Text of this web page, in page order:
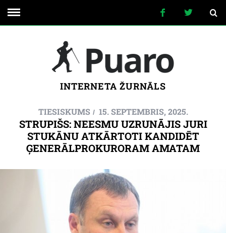
INTERNETA ŽURNĀLS
TIESISKUMS 15. SEPTEMBRIS, 2025.
STRUPIŠS: NEESMU UZRUNĀJIS JURI
STUKĀNU ATKĀRTOTI KANDIDĒT
ĢENERĀLPROKURORAM AMATAM